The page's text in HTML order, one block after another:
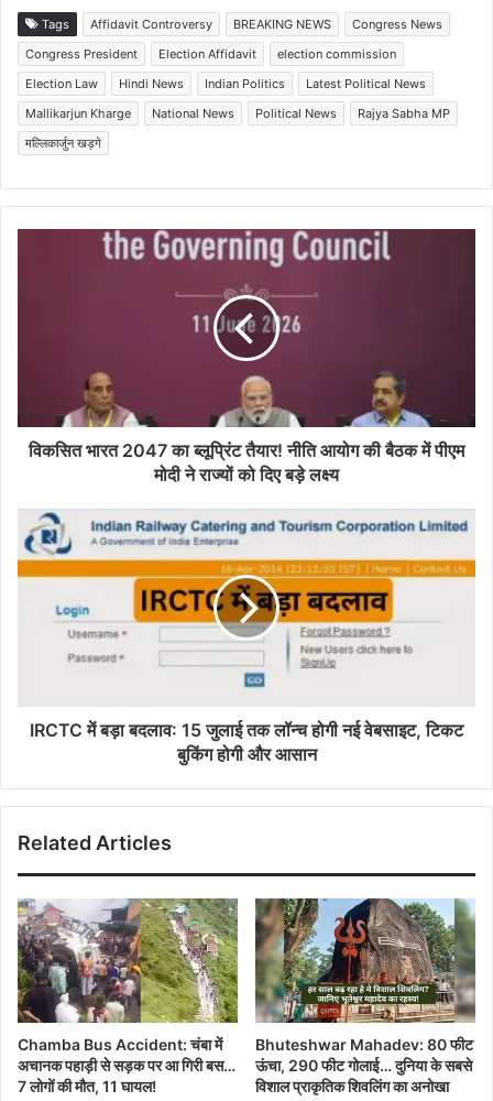
Tags Affidavit Controversy BREAKING NEWS
Congress News
Congress President
Election Affidavit
election commission
Election Law
Hindi News Indian Politics
Latest Political News
Mallikarjun Kharge
National News Political News
Rajya Sabha MP
मल्लिकार्जुन खड़गे
विकसित भारत 2047 का ब्लूप्रिंट तैयार! नीति आयोग की बैठक में पीएम
मोदी ने राज्यों को दिए बड़े लक्ष्य
IRCTC में बड़ा बदलाव: 15 जुलाई तक लॉन्च होगी नई वेबसाइट, टिकट
बुकिंग होगी और आसान
Related Articles
Chamba Bus Accident: चंबा में
अचानक पहाड़ी से सड़क पर आ गिरी बस…
7 लोगों की मौत, 11 घायल!
Bhuteshwar Mahadev: 80 फीट
ऊंचा, 290 फीट गोलाई… दुनिया के सबसे
विशाल प्राकृतिक शिवलिंग का अनोखा